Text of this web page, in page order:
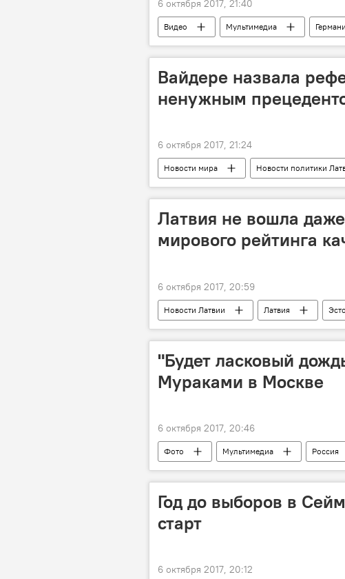
6 октября 2017, 21:40
Видео Мультимедиа
Шверин
циклон "Ксавье"
Вайдере назвала
ненужным
6 октября 2017, 21:24
Новости мира Новости политики
Латвия
Латгалия Имант
Латвия не вошла
мирового рейтинга
6 октября 2017, 20:59
Новости Латвии Латвия
Всемирный экономический форум (ВЭФ)
"Будет ласковый
Мураками в Москве
6 октября 2017, 20:46
Фото Мультимедиа Россия
Год до выборов в
старт
6 октября 2017, 20:12